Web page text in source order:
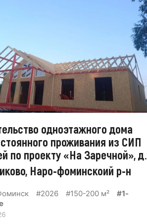
одноэтажного дома
проживания из СИП
по проекту «На Заречной», д.
Наро-фоминскоий р-н
#2026 #150-200 м²
#1-